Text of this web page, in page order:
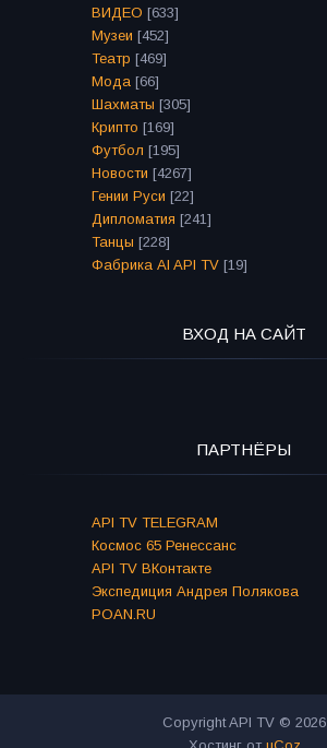
ВИДЕО [633]
Музеи [452]
Театр [469]
Мода [66]
Шахматы [305]
Крипто [169]
Футбол [195]
Новости [4267]
Гении Руси [22]
Дипломатия [241]
Танцы [228]
Фабрика AI API TV [19]
ВХОД НА САЙТ
ПАРТНЁРЫ
API TV TELEGRAM
Космос 65 Ренессанс
API TV ВКонтакте
Экспедиция Андрея Полякова
POAN.RU
Copyright API TV © 2026